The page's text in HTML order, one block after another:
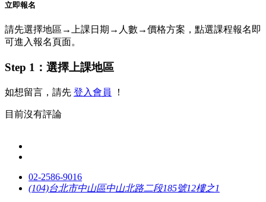
立即報名
請先選擇地區→上課日期→人數→價格方案，點選課程報名即
可進入報名頁面。
Step 1：選擇上課地區
如想留言，請先 登入會員 ！
目前沒有評論
02-2586-9016
(104)台北市中山區中山北路二段185號12樓之1